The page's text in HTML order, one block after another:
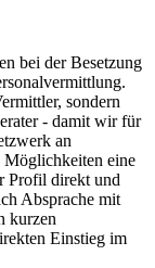
bei der Besetzung
sondern
- damit wir für
an
Möglichkeiten eine
Profil direkt und
Absprache mit
kurzen
Einstieg im